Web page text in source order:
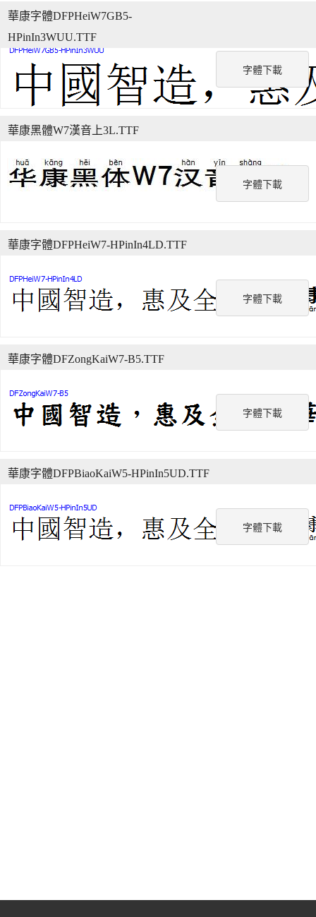
字體下載
華康字體DFPHeiW7GB5-
HPinIn3WUU.TTF
字體下載
華康黑體W7漢音上3L.TTF
字體下載
華康字體DFPHeiW7-HPinIn4LD.TTF
字體下載
華康字體DFZongKaiW7-B5.TTF
字體下載
華康字體DFPBiaoKaiW5-HPinIn5UD.TTF